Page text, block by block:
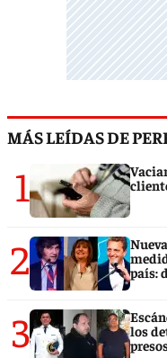
MÁS LEÍDAS DE
1
2
país:
3
los